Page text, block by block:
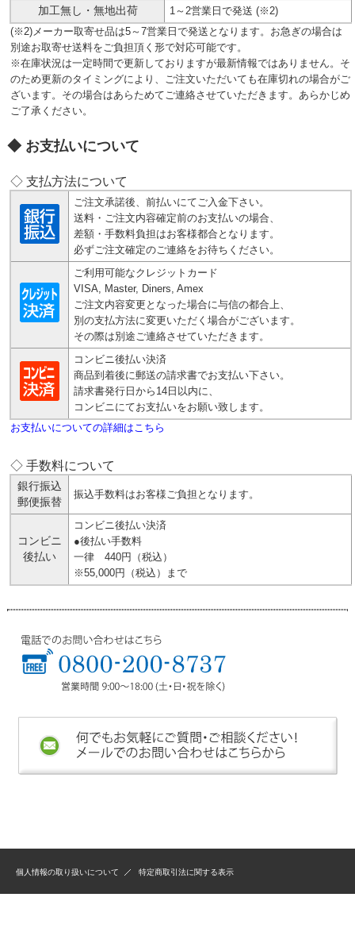
加工無し・無地出荷
1～2営業日で発送 (※2)
(※2)メーカー取寄せ品は5～7営業日で発送となります。お急ぎの場合は
別途お取寄せ送料をご負担頂く形で対応可能です。
※在庫状況は一定時間で更新しておりますが最新情報ではありません。そ
のため更新のタイミングにより、ご注文いただいても在庫切れの場合がご
ざいます。その場合はあらためてご連絡させていただきます。あらかじめ
ご了承ください。
お支払いについて
◇ 支払方法について
ご注文承諾後、前払いにてご入金下さい。
送料・ご注文内容確定前のお支払いの場合、
差額・手数料負担はお客様都合となります。
必ずご注文確定のご連絡をお待ちください。
ご利用可能なクレジットカード
VISA, Master, Diners, Amex
ご注文内容変更となった場合に与信の都合上、
別の支払方法に変更いただく場合がございます。
その際は別途ご連絡させていただきます。
コンビニ後払い決済
商品到着後に郵送の請求書でお支払い下さい。
請求書発行日から14日以内に、
コンビニにてお支払いをお願い致します。
お支払いについての詳細はこちら
◇ 手数料について
銀行振込
郵便振替
振込手数料はお客様ご負担となります。
コンビニ
後払い
コンビニ後払い決済
●後払い手数料
一律 440円（税込）
※55,000円（税込）まで
個人情報の取り扱いについて 特定商取引法に関する表示